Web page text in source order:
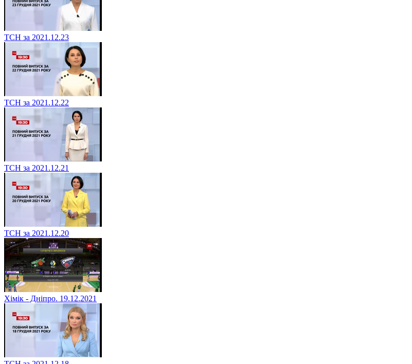
ТСН за 2021.12.23
ТСН за 2021.12.22
ТСН за 2021.12.21
ТСН за 2021.12.20
Хімік - Дніпро. 19.12.2021